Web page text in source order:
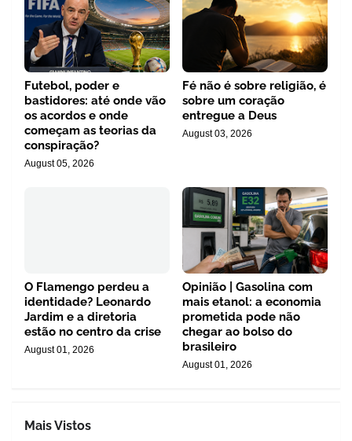
Futebol, poder e
bastidores: até onde vão
os acordos e onde
começam as teorias da
conspiração?
August 05, 2026
Fé não é sobre religião, é
sobre um coração
entregue a Deus
August 03, 2026
O Flamengo perdeu a
identidade? Leonardo
Jardim e a diretoria
estão no centro da crise
August 01, 2026
Opinião | Gasolina com
mais etanol: a economia
prometida pode não
chegar ao bolso do
brasileiro
August 01, 2026
Mais Vistos